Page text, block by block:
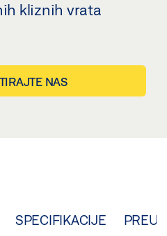
kliznih vrata
NAS
SPECIFIKACIJE